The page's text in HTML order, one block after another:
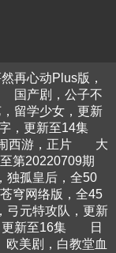
再心动Plus版，
国产剧，公子不
，留学少女，更新
，更新至14集
西游，正片
大
第20220709期
独孤皇后，全50
穹网络版，全45
弓元特攻队，更新
新至16集
日
欧美剧，白教堂血